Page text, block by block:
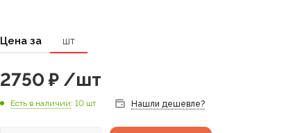
Цена за шт
2750 ₽/шт
Есть в наличии: 10 шт Нашли дешевле?